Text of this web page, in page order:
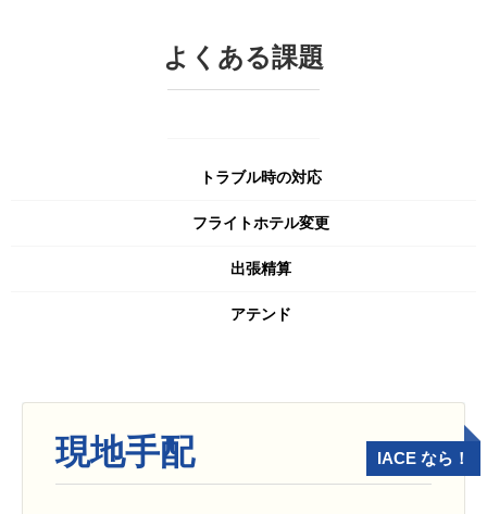
よくある課題
トラブル時の対応
フライトホテル変更
出張精算
アテンド
現地手配